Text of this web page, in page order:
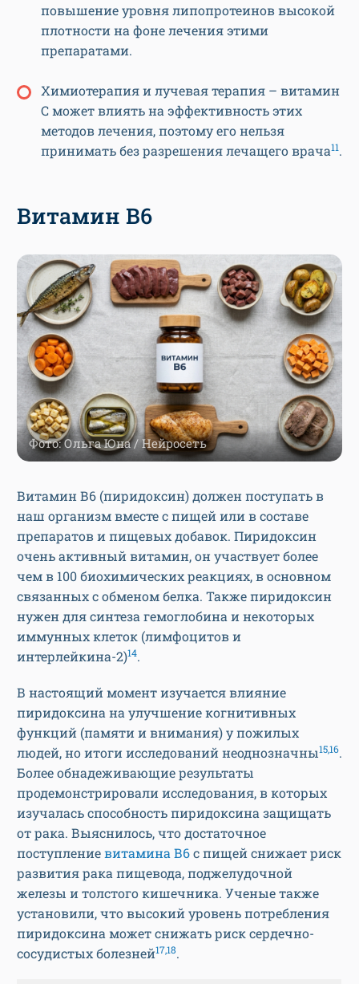
повышение уровня липопротеинов высокой
плотности на фоне лечения этими
препаратами.
Химиотерапия и лучевая терапия – витамин
С может влиять на эффективность этих
методов лечения, поэтому его нельзя
принимать без разрешения лечащего врача11.
Витамин В6
Фото: Ольга Юна / Нейросеть
Витамин В6 (пиридоксин) должен поступать в
наш организм вместе с пищей или в составе
препаратов и пищевых добавок. Пиридоксин
очень активный витамин, он участвует более
чем в 100 биохимических реакциях, в основном
связанных с обменом белка. Также пиридоксин
нужен для синтеза гемоглобина и некоторых
иммунных клеток (лимфоцитов и
интерлейкина-2)14.
В настоящий момент изучается влияние
пиридоксина на улучшение когнитивных
функций (памяти и внимания) у пожилых
людей, но итоги исследований неоднозначны15,16.
Более обнадеживающие результаты
продемонстрировали исследования, в которых
изучалась способность пиридоксина защищать
от рака. Выяснилось, что достаточное
поступлениевитамина В6с пищей снижает риск
развития рака пищевода, поджелудочной
железы и толстого кишечника. Ученые также
установили, что высокий уровень потребления
пиридоксина может снижать риск сердечно-
сосудистых болезней17,18.